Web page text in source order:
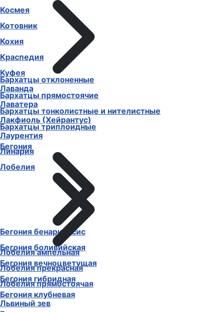
Бархатцы отклоненные
Бархатцы прямостоячие
Бархатцы тонколистные и нителистные
Бархатцы триплоидные
Бегония
Бегония бенариенсис
Бегония боливийская
Бегония вечноцветущая
Бегония гибридная
Бегония клубневая
Космея
Котовник
Кохия
Краспедия
Куфея
Лаванда
Лаватера
Лакфиоль (Хейрантус)
Лаурентия
Линария
Лобелия
Лобелия ампельная
Лобелия прекрасная
Лобелия прямостоячая
Львиный зев